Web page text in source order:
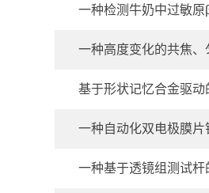
一种检测牛奶中过敏
一种高度变化的共焦
基于形状记忆合金驱
一种自动化双电极膜片
一种基于透镜组测试